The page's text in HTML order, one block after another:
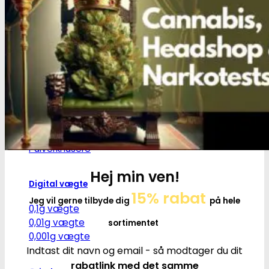
Ø20
SG14
Sniff & Snus
Master blastere
Snuff Box
Snifferør
Sniffesæt
Pulverbeholdere
Pulverknusere
Digital vægte
0,1g vægte
0,01g vægte
0,001g vægte
Hej min ven!
Jeg vil gerne tilbyde dig 15% rabat på hele
sortimentet
Indtast dit navn og email - så modtager du dit
rabatlink med det samme